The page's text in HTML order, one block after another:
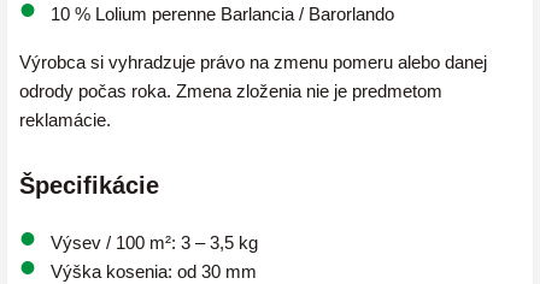
10 % Lolium perenne Barlancia / Barorlando
Výrobca si vyhradzuje právo na zmenu pomeru alebo danej
odrody počas roka. Zmena zloženia nie je predmetom
reklamácie.
Špecifikácie
Výsev / 100 m²: 3 – 3,5 kg
Výška kosenia: od 30 mm